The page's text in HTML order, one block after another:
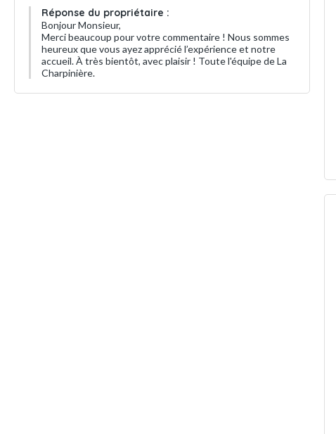
Réponse du propriétaire :
Bonjour Monsieur,
Merci beaucoup pour votre commentaire ! Nous sommes
heureux que vous ayez apprécié l’expérience et notre
accueil. À très bientôt, avec plaisir ! Toute l'équipe de La
Charpinière.